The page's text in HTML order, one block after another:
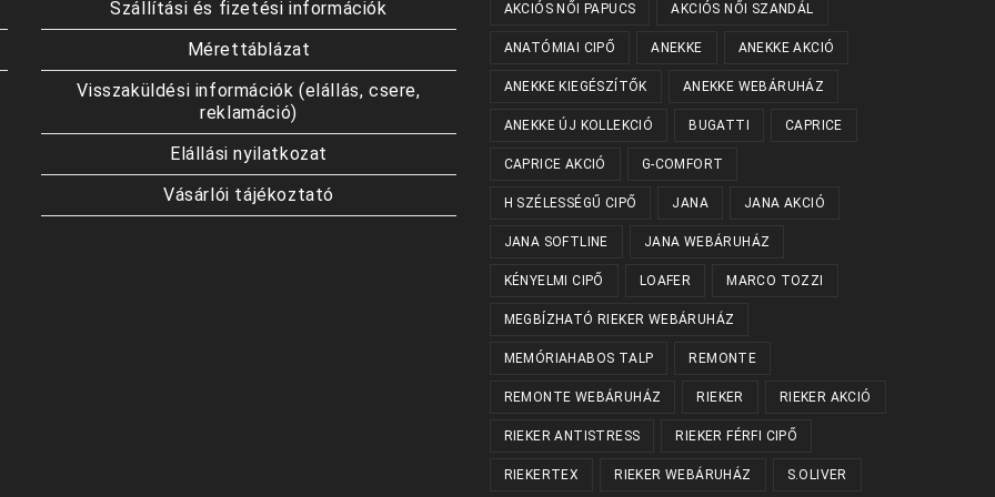
Szállítási és fizetési információk
Mérettáblázat
Visszaküldési információk (elállás, csere,
reklamáció)
Elállási nyilatkozat
Vásárlói tájékoztató
AKCIÓS NŐI PAPUCS AKCIÓS NŐI SZANDÁL
ANATÓMIAI CIPŐ ANEKKE ANEKKE AKCIÓ
ANEKKE KIEGÉSZÍTŐK ANEKKE WEBÁRUHÁZ
ANEKKE ÚJ KOLLEKCIÓ BUGATTI CAPRICE
CAPRICE AKCIÓ G-COMFORT
H SZÉLESSÉGŰ CIPŐ JANA JANA AKCIÓ
JANA SOFTLINE JANA WEBÁRUHÁZ
KÉNYELMI CIPŐ LOAFER MARCO TOZZI
MEGBÍZHATÓ RIEKER WEBÁRUHÁZ
MEMÓRIAHABOS TALP REMONTE
REMONTE WEBÁRUHÁZ RIEKER RIEKER AKCIÓ
RIEKER ANTISTRESS RIEKER FÉRFI CIPŐ
RIEKERTEX RIEKER WEBÁRUHÁZ S.OLIVER